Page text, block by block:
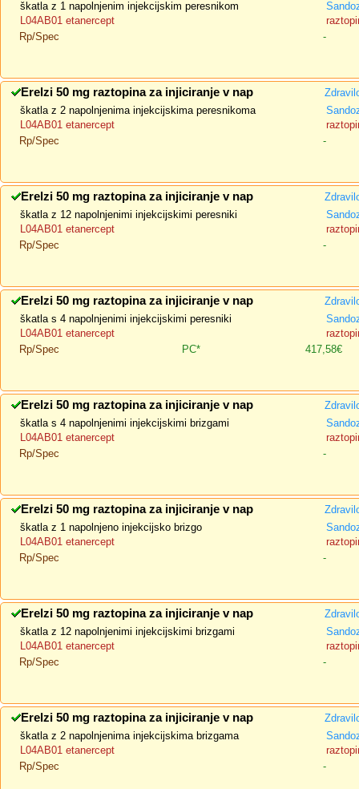
škatla z 1 napolnjenim injekcijskim peresnikom
L04AB01 etanercept
Rp/Spec
-
Erelzi 50 mg raztopina za injiciranje v nap
škatla z 2 napolnjenima injekcijskima peresnikoma
L04AB01 etanercept
Rp/Spec
-
Erelzi 50 mg raztopina za injiciranje v nap
škatla z 12 napolnjenimi injekcijskimi peresniki
L04AB01 etanercept
Rp/Spec
-
Erelzi 50 mg raztopina za injiciranje v nap
škatla s 4 napolnjenimi injekcijskimi peresniki
L04AB01 etanercept
Rp/Spec
PC* 417,58€
Erelzi 50 mg raztopina za injiciranje v nap
škatla s 4 napolnjenimi injekcijskimi brizgami
L04AB01 etanercept
Rp/Spec
-
Erelzi 50 mg raztopina za injiciranje v nap
škatla z 1 napolnjeno injekcijsko brizgo
L04AB01 etanercept
Rp/Spec
-
Erelzi 50 mg raztopina za injiciranje v nap
škatla z 12 napolnjenimi injekcijskimi brizgami
L04AB01 etanercept
Rp/Spec
-
Erelzi 50 mg raztopina za injiciranje v nap
škatla z 2 napolnjenima injekcijskima brizgama
L04AB01 etanercept
Rp/Spec
-